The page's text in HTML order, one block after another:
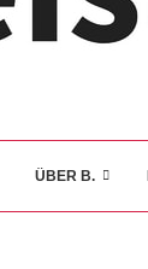
ÜBER B.